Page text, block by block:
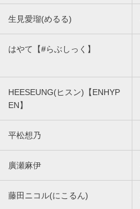
生見愛瑠(めるる)
はやて【#らぶしっく】
HEESEUNG(ヒスン)【ENHYP
EN】
平松想乃
廣瀬麻伊
藤田ニコル(にこるん)